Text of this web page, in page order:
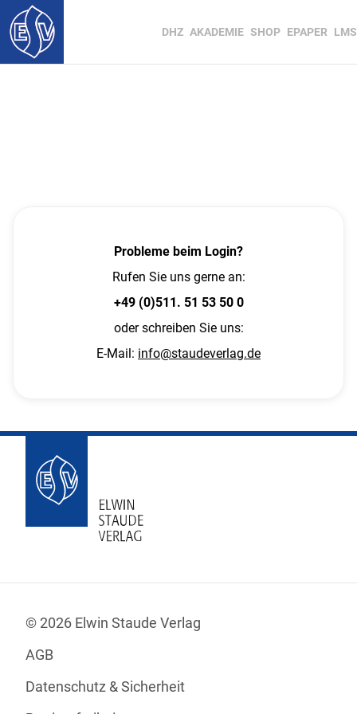
DHZ AKADEMIE SHOP EPAPER LMS
Probleme beim Login?
Rufen Sie uns gerne an:
+49 (0)511. 51 53 50 0
oder schreiben Sie uns:
E-Mail: info@staudeverlag.de
© 2026 Elwin Staude Verlag
AGB
Datenschutz & Sicherheit